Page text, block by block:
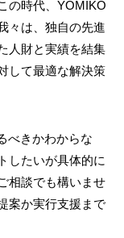
の時代、YOMIKO
々は、独自の先進
人財と実績を結集
して最適な解決策
べきかわからな
したいが具体的に
相談でも構いませ
案か実行支援まで